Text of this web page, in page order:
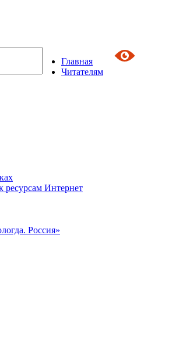
Главная
Читателям
ресурсам Интернет
Россия»